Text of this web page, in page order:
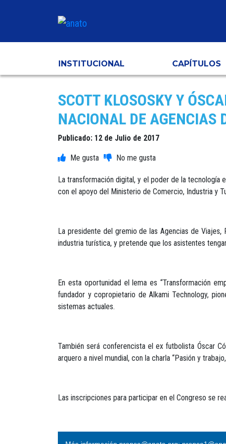
INSTITUCIONAL CAPÍTULOS
SCOTT KLOSOSKY Y
NACIONAL DE AGENCIAS
Publicado: 12 de Julio de 2017
La transformación digital, y el poder de la tecnología
con el apoyo del Ministerio de Comercio, Industria y
La presidente del gremio de las Agencias de
industria turística, y pretende que los asistentes
En esta oportunidad el lema es “Transformación
fundador y copropietario de Alkami Technology,
sistemas actuales.
También será conferencista el ex futbolista Óscar
arquero a nivel mundial, con la charla “Pasión y
Las inscripciones para participar en el Congreso se